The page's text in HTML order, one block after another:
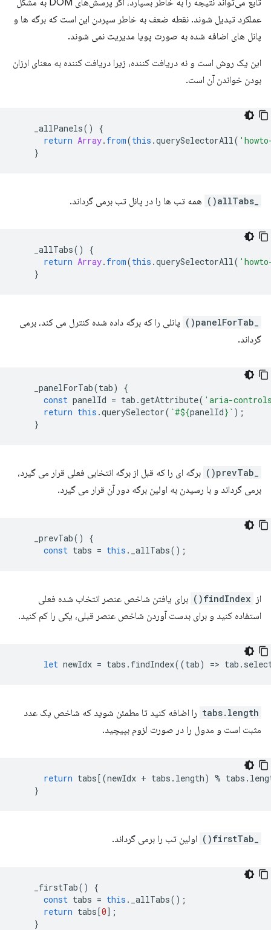
تابع می‌تواند نتیجه را به خاطر بسپارد، اگر پرسش‌های DOM به مشکل
عملکرد تبدیل شوند. نقطه ضعف به خاطر سپردن این است که برگه ها و
پانل های اضافه شده به صورت پویا مدیریت نمی شوند.
این یک روش است و نه دریافت کننده، زیرا دریافت کننده به معنای ارزان
بودن خواندن آن است.
_allPanels()
{
return Array. from(this .querySelectorAll(
}
همه تب ها را در پانل تب برمی گرداند.
_allTabs()
{
return Array. from(this .querySelectorAll(
}
پانلی را که برگه داده شده کنترل می کند، برمی
گرداند.
_panelForTab(tab)
{
const panelId = tab .getAttribute( 'aria-
return this .querySelector( `#${panelId} ` );
}
برگه ای را که قبل از برگه انتخابی فعلی قرار می گیرد،
برمی گرداند و با رسیدن به اولین برگه دور آن قرار می گیرد.
_prevTab()
{
const tabs = this . _allTabs();
از findIndex()
برای یافتن شاخص عنصر انتخاب شده فعلی
استفاده کنید و برای بدست آوردن شاخص عنصر قبلی، یکی را کم کنید.
let newIdx = tabs . findIndex((tab) => tab .
tabs.length را اضافه کنید تا مطمئن شوید که شاخص یک عدد
مثبت است و مدول را در صورت لزوم بپیچید.
return tabs[(newIdx + tabs . length) % tabs .
}
اولین تب را برمی گرداند.
_firstTab()
{
const tabs = this . _allTabs();
return tabs[0];
}